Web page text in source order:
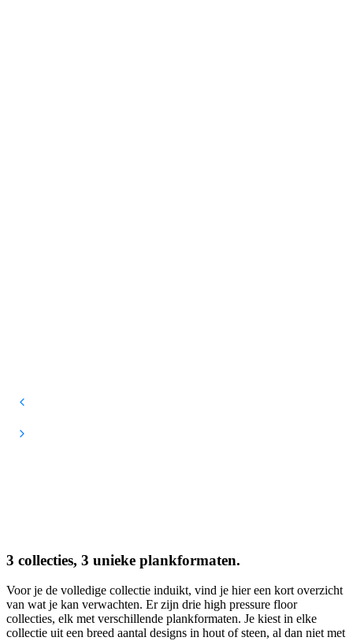
3 collecties, 3 unieke plankformaten.
Voor je de volledige collectie induikt, vind je hier een kort overzicht
van wat je kan verwachten. Er zijn drie high pressure floor
collecties, elk met verschillende plankformaten. Je kiest in elke
collectie uit een breed aantal designs in hout of steen, al dan niet met